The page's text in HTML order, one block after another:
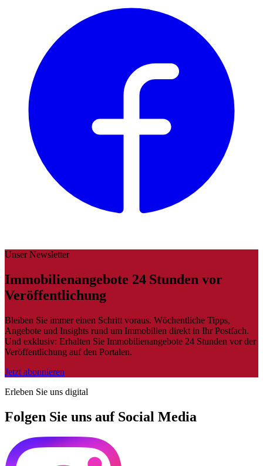
Unser Newsletter
Immobilienangebote 24 Stunden vor
Veröffentlichung
Bleiben Sie immer einen Schritt voraus. Wöchentliche Tipps,
Angebote und Insights rund um Immobilien direkt in Ihr Postfach.
Und exklusiv: Erhalten Sie Immobilienangebote 24 Stunden vor der
Veröffentlichung auf den Portalen.
Jetzt abonnieren
Erleben Sie uns digital
Folgen Sie uns auf Social Media